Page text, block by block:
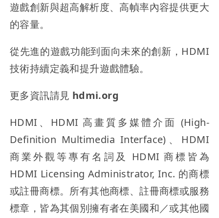
遊戲創新與超高解析度、高幀率內容提供更大
的容量。
從先進的遊戲功能到面向未來的創新，HDMI
技術持續定義和提升遊戲體驗。
更多資訊請見 hdmi.org
HDMI、HDMI 高畫質多媒體介面 (High-
Definition Multimedia Interface)、HDMI
商業外觀等專有名詞及 HDMI 商標皆為
HDMI Licensing Administrator, Inc. 的商標
或註冊商標。所有其他商標、註冊商標或服務
標章，皆為其個別擁有者在美國和／或其他國